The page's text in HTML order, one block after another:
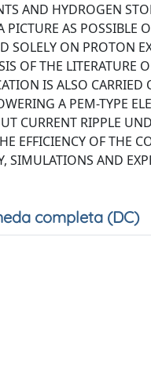
AND HYDROGEN
AS POSSIBLE
SOLELY ON PROTON
OF THE LITERATURE
IS ALSO
A PEM-TYPE
CURRENT RIPPLE
EFFICIENCY OF THE
SIMULATIONS AND
completa (DC)